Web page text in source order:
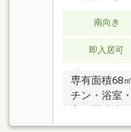
南向き
即入居可
専有面積68
チン・浴室
3LDKが登場